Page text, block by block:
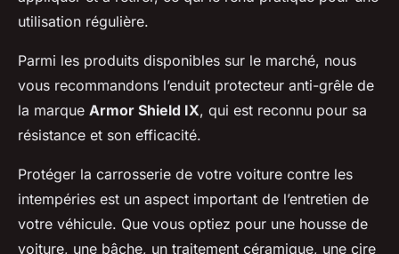
utilisation régulière.
Parmi les produits disponibles sur le marché, nous
vous recommandons l’enduit protecteur anti-grêle de
la marque Armor Shield IX, qui est reconnu pour sa
résistance et son efficacité.
Protéger la carrosserie de votre voiture contre les
intempéries est un aspect important de l’entretien de
votre véhicule. Que vous optiez pour une housse de
voiture, une bâche, un traitement céramique, une cire